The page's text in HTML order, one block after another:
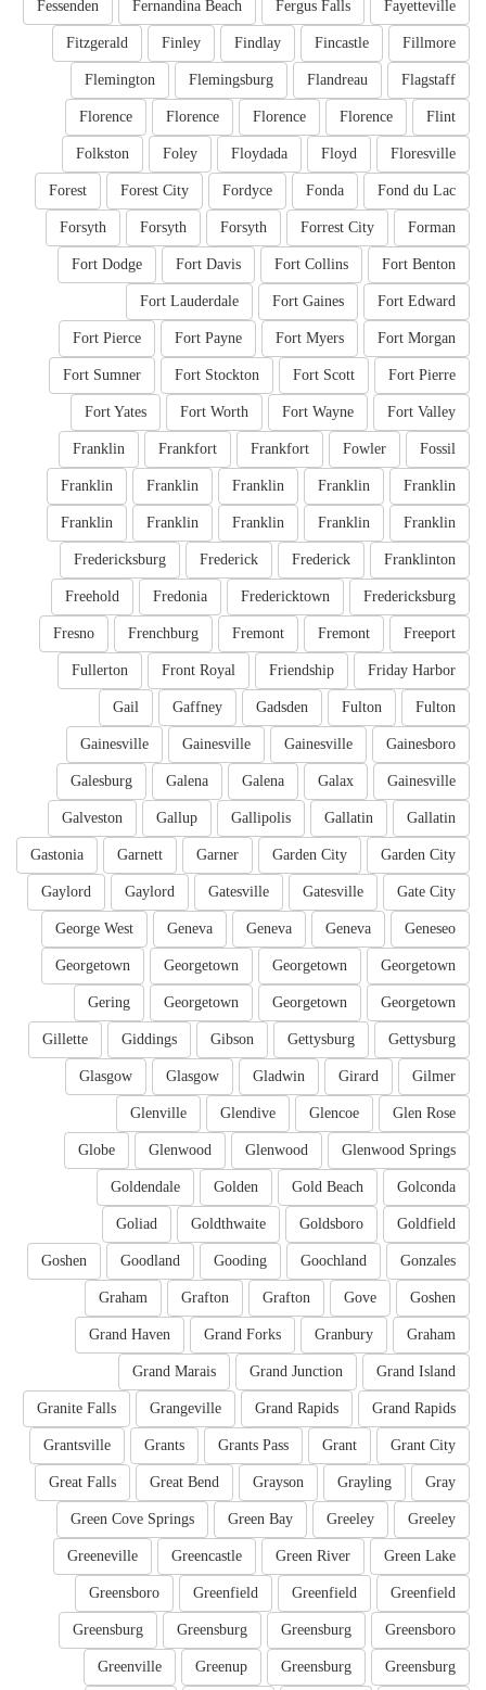
Fayetteville
Fergus Falls
Fernandina Beach
Fessenden
Fillmore
Fincastle
Findlay
Finley
Fitzgerald
Flagstaff
Flandreau
Flemingsburg
Flemington
Flint
Florence
Florence
Florence
Florence
Floresville
Floyd
Floydada
Foley
Folkston
Fond du Lac
Fonda
Fordyce
Forest City
Forest
Forman
Forrest City
Forsyth
Forsyth
Forsyth
Fort Benton
Fort Collins
Fort Davis
Fort Dodge
Fort Edward
Fort Gaines
Fort Lauderdale
Fort Morgan
Fort Myers
Fort Payne
Fort Pierce
Fort Pierre
Fort Scott
Fort Stockton
Fort Sumner
Fort Valley
Fort Wayne
Fort Worth
Fort Yates
Fossil
Fowler
Frankfort
Frankfort
Franklin
Franklin
Franklin
Franklin
Franklin
Franklin
Franklin
Franklin
Franklin
Franklin
Franklin
Franklinton
Frederick
Frederick
Fredericksburg
Fredericksburg
Fredericktown
Fredonia
Freehold
Freeport
Fremont
Fremont
Frenchburg
Fresno
Friday Harbor
Friendship
Front Royal
Fullerton
Fulton
Fulton
Gadsden
Gaffney
Gail
Gainesboro
Gainesville
Gainesville
Gainesville
Gainesville
Galax
Galena
Galena
Galesburg
Gallatin
Gallatin
Gallipolis
Gallup
Galveston
Garden City
Garden City
Garner
Garnett
Gastonia
Gate City
Gatesville
Gatesville
Gaylord
Gaylord
Geneseo
Geneva
Geneva
Geneva
George West
Georgetown
Georgetown
Georgetown
Georgetown
Georgetown
Georgetown
Georgetown
Gering
Gettysburg
Gettysburg
Gibson
Giddings
Gillette
Gilmer
Girard
Gladwin
Glasgow
Glasgow
Glen Rose
Glencoe
Glendive
Glenville
Glenwood Springs
Glenwood
Glenwood
Globe
Golconda
Gold Beach
Golden
Goldendale
Goldfield
Goldsboro
Goldthwaite
Goliad
Gonzales
Goochland
Gooding
Goodland
Goshen
Goshen
Gove
Grafton
Grafton
Graham
Graham
Granbury
Grand Forks
Grand Haven
Grand Island
Grand Junction
Grand Marais
Grand Rapids
Grand Rapids
Grangeville
Granite Falls
Grant City
Grant
Grants Pass
Grants
Grantsville
Gray
Grayling
Grayson
Great Bend
Great Falls
Greeley
Greeley
Green Bay
Green Cove Springs
Green Lake
Green River
Greencastle
Greeneville
Greenfield
Greenfield
Greenfield
Greensboro
Greensboro
Greensburg
Greensburg
Greensburg
Greensburg
Greensburg
Greenup
Greenville